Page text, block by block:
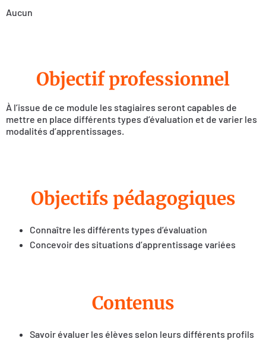
Aucun
Objectif professionnel
À l’issue de ce module les stagiaires seront capables de
mettre en place différents types d’évaluation et de varier les
modalités d’apprentissages.
Objectifs pédagogiques
Connaître les différents types d’évaluation
Concevoir des situations d’apprentissage variées
Contenus
Savoir évaluer les élèves selon leurs différents profils